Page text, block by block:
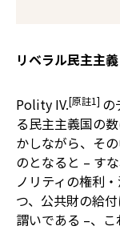
リベラル民主主
Polity IV.[原註1] の
る民主主義国の
かしながら、そ
のとなると – す
ノリティの権利
つ、公共財の給
謂いである –、こ